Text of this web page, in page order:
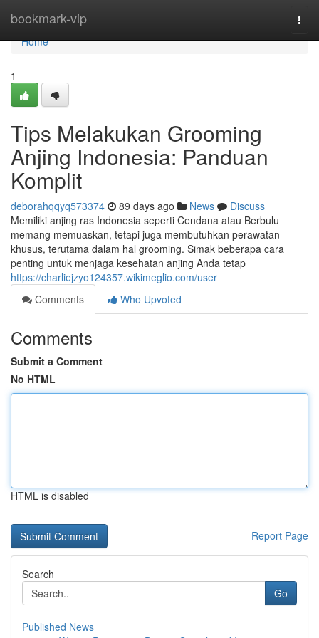
bookmark-vip
Home
Home
1
Tips Melakukan Grooming
Anjing Indonesia: Panduan
Komplit
deborahqqyq573374 89 days ago News
Discuss
Memiliki anjing ras Indonesia seperti Cendana atau Berbulu
memang memuaskan, tetapi juga membutuhkan perawatan
khusus, terutama dalam hal grooming. Simak beberapa cara
penting untuk menjaga kesehatan anjing Anda tetap
https://charliejzyo124357.wikimeglio.com/user
Comments
Who Upvoted
Comments
Submit a Comment
No HTML
HTML is disabled
Report Page
Search
Go
Published News